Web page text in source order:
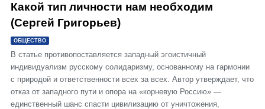
Какой тип личности нам необходим
(Сергей Григорьев)
ОБЩЕСТВО
В статье противопоставляется западный эгоистичный
индивидуализм русскому солидаризму, основанному на гармонии
с природой и ответственности всех за всех. Автор утверждает, что
отказ от западного пути и опора на «корневую Россию» —
единственный шанс спасти цивилизацию от уничтожения,